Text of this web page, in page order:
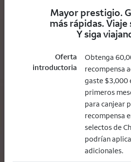
Mayor prestigio.
más rápidas. Viaje
Y siga
Oferta
introductoria
Obtenga
recompensa
gaste $3,000
primeros
para canjear
recompensa
selectos de
podrían
adicionales.